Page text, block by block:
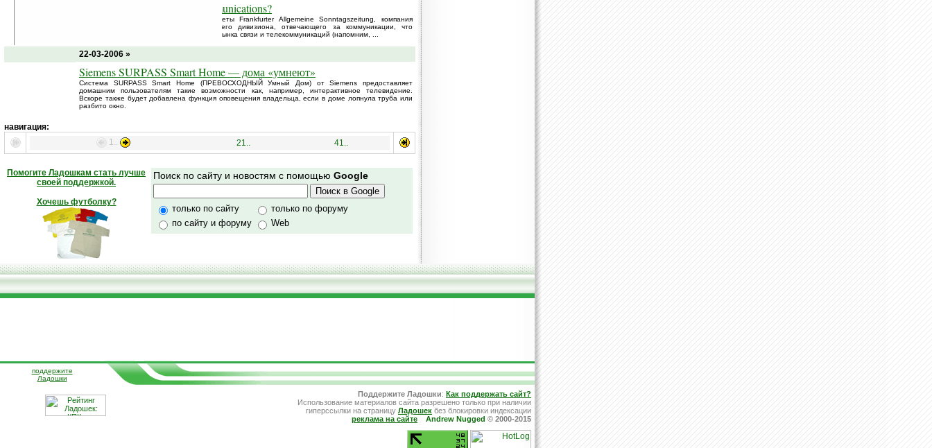
Motorola купит Siemens Communications?
Согласно исследованиям немецкой газеты Frankfurter Allgemeine Sonntagszeitung, компания
Siemens планирует избавиться от своего дивизиона, отвечающего за коммуникации, что
полностью выведет компанию Siemens с рынка связи и телекоммуникаций (напомним, ...
22-03-2006 »
Siemens SURPASS Smart Home — дома «умнеют»
Система SURPASS Smart Home (ПРЕВОСХОДНЫЙ Умный Дом) от Siemens предоставляет
домашним пользователям такие возможности как, например, интерактивное телевидение.
Вскоре также будет добавлена функция оповещения владельца, если в доме лопнула труба или
разбито окно.
навигация:
1..
21.. 41..
Помогите Ладошкам стать лучше
своей поддержкой.
Хочешь футболку?
Поиск по сайту и новостям с помощью Google
только по сайту
только по форуму
по сайту и форуму
Web
поддержите
Ладошки
Поддержите Ладошки: Как поддержать сайт?
Использование материалов сайта разрешено только при наличии
гиперссылки на страницу Ладошек без блокировки индексации
реклама на сайте
Andrew Nugged © 2000-2015